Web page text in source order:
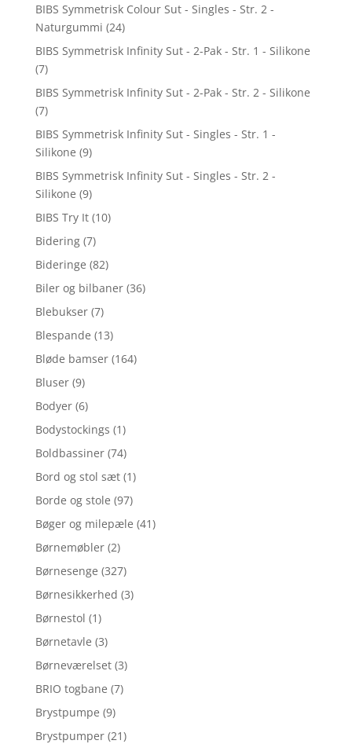
BIBS Symmetrisk Colour Sut - Singles - Str. 2 -
Naturgummi (24)
BIBS Symmetrisk Infinity Sut - 2-Pak - Str. 1 - Silikone
(7)
BIBS Symmetrisk Infinity Sut - 2-Pak - Str. 2 - Silikone
(7)
BIBS Symmetrisk Infinity Sut - Singles - Str. 1 -
Silikone (9)
BIBS Symmetrisk Infinity Sut - Singles - Str. 2 -
Silikone (9)
BIBS Try It (10)
Bidering (7)
Bideringe (82)
Biler og bilbaner (36)
Blebukser (7)
Blespande (13)
Bløde bamser (164)
Bluser (9)
Bodyer (6)
Bodystockings (1)
Boldbassiner (74)
Bord og stol sæt (1)
Borde og stole (97)
Bøger og milepæle (41)
Børnemøbler (2)
Børnesenge (327)
Børnesikkerhed (3)
Børnestol (1)
Børnetavle (3)
Børneværelset (3)
BRIO togbane (7)
Brystpumpe (9)
Brystpumper (21)